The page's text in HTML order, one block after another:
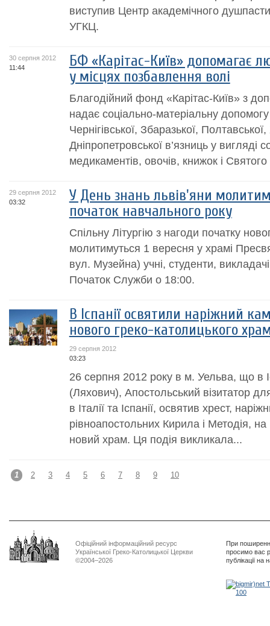
виступив Центр академічного
УГКЦ.
30 серпня 2012
11:44
БФ «Карітас-Київ» допомагає
у місцях позбавлення волі
Благодійний фонд «Карітас-Київ» з
надає соціально-матеріальну
Чернігівської, Збаразької, Полтавської,
Дніпропетровської в’язниць у вигляді
медикаментів, овочів, книжок і
29 серпня 2012
03:32
У День знань львів'яни
початок навчального року
Спільну Літургію з нагоди початку
молитимуться 1 вересня у храмі
вул. Музейна) учні, студенти,
Початок Служби о 18:00.
В Іспанії освятили наріжний
нового греко-католицького
29 серпня 2012
03:23
26 серпня 2012 року в м. Уельва, що в
(Ляхович), Апостольський візитатор
в Італії та Іспанії, освятив хрест,
рівноапостольних Кирила і Методія,
новий храм. Ця подія викликала...
1 2 3 4 5 6 7 8 9 10
Офіційний інформаційний ресурс
Української Греко-Католицької Церкви
©2004–2026
При
просимо вас
публікації на